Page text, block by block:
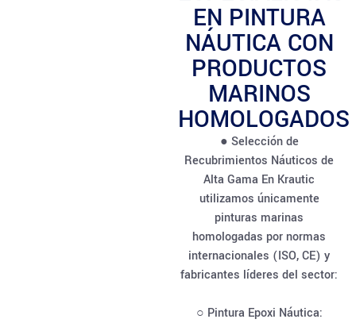
EN PINTURA
NÁUTICA CON
PRODUCTOS
MARINOS
HOMOLOGADOS
● Selección de
Recubrimientos Náuticos de
Alta Gama En Krautic
utilizamos únicamente
pinturas marinas
homologadas por normas
internacionales (ISO, CE) y
fabricantes líderes del sector:
○ Pintura Epoxi Náutica: